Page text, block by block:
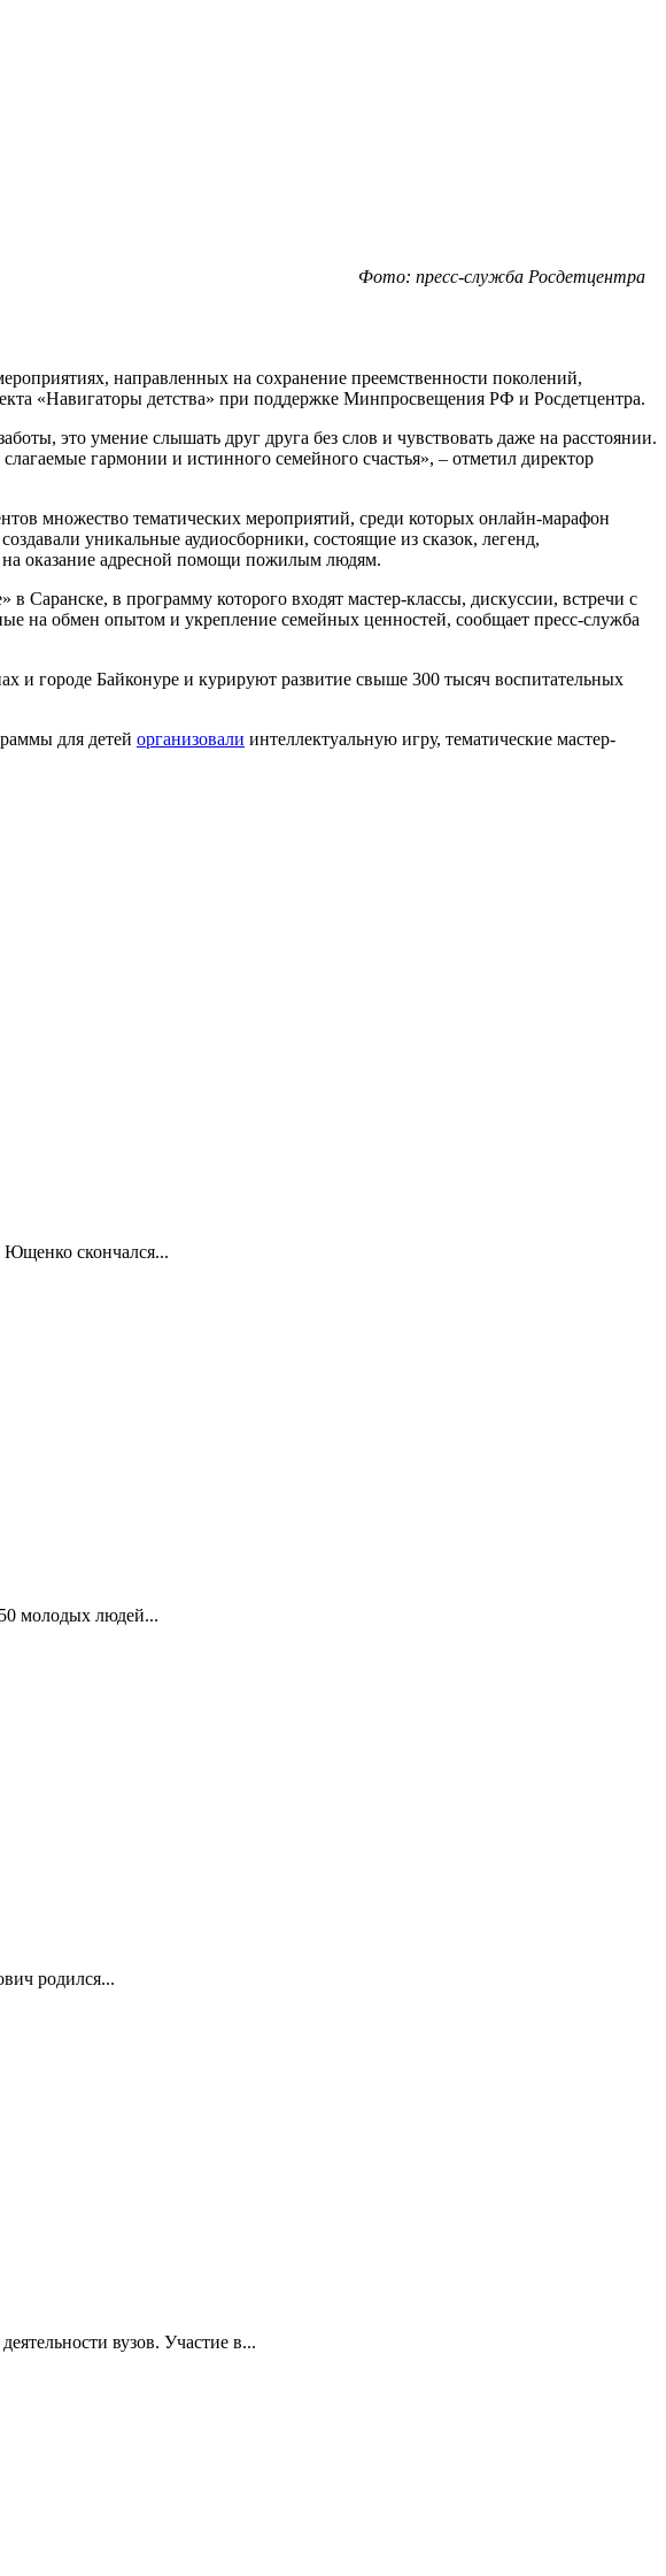
Фото: пресс-служба Росдетцентра
направленных на сохранение преемственности поколений,
«Навигаторы детства» при поддержке Минпросвещения РФ и Росдетцентра.
это умение слышать друг друга без слов и чувствовать даже на расстоянии.
гармонии и истинного семейного счастья», – отметил директор
множество тематических мероприятий, среди которых онлайн-марафон
уникальные аудиосборники, состоящие из сказок, легенд,
оказание адресной помощи пожилым людям.
в программу которого входят мастер-классы, дискуссии, встречи с
на обмен опытом и укрепление семейных ценностей, сообщает пресс-служба
и городе Байконуре и курируют развитие свыше 300 тысяч воспитательных
для детей организовали интеллектуальную игру, тематические мастер-
Ющенко скончался...
молодых людей...
родился...
вузов. Участие в...